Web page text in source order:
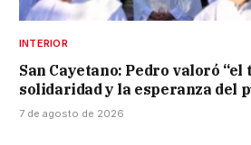
INTERIOR
San Cayetano: Pedro valoró “el
solidaridad y la esperanza del
7 de agosto de 2026